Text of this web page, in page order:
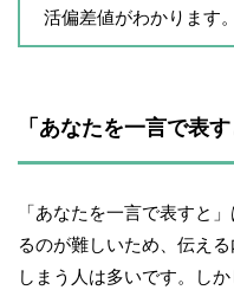
活偏差値がわかります。
「あなたを一言で表
「あなたを一言で表すと
るのが難しいため、伝え
しまう人は多いです。し